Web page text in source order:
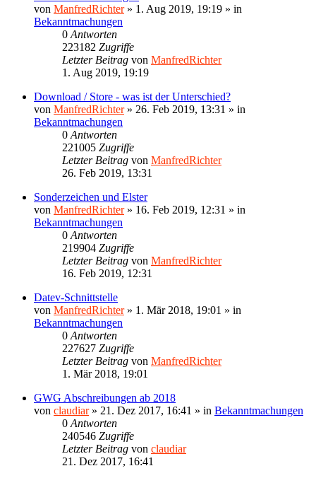
von ManfredRichter» 1. Aug 2019, 19:19 » in
Bekanntmachungen
0 Antworten
223182 Zugriffe
Letzter Beitrag von ManfredRichter
1. Aug 2019, 19:19
Download / Store - was ist der Unterschied?
von ManfredRichter» 26. Feb 2019, 13:31 » in
Bekanntmachungen
0 Antworten
221005 Zugriffe
Letzter Beitrag von ManfredRichter
26. Feb 2019, 13:31
Sonderzeichen und Elster
von ManfredRichter» 16. Feb 2019, 12:31 » in
Bekanntmachungen
0 Antworten
219904 Zugriffe
Letzter Beitrag von ManfredRichter
16. Feb 2019, 12:31
Datev-Schnittstelle
von ManfredRichter» 1. Mär 2018, 19:01 » in
Bekanntmachungen
0 Antworten
227627 Zugriffe
Letzter Beitrag von ManfredRichter
1. Mär 2018, 19:01
GWG Abschreibungen ab 2018
von claudiar» 21. Dez 2017, 16:41 » in Bekanntmachungen
0 Antworten
240546 Zugriffe
Letzter Beitrag von claudiar
21. Dez 2017, 16:41